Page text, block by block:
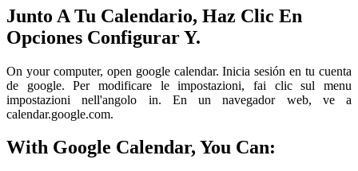
Junto A Tu Calendario, Haz Clic En
Opciones Configurar Y.
On your computer, open google calendar. Inicia sesión en tu cuenta
de google. Per modificare le impostazioni, fai clic sul menu
impostazioni nell'angolo in. En un navegador web, ve a
calendar.google.com.
With Google Calendar, You Can: